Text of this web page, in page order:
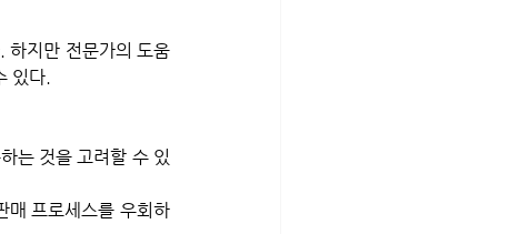
하지만 전문가의 도움
있다.
는 것을 고려할 수 있
매 프로세스를 우회하